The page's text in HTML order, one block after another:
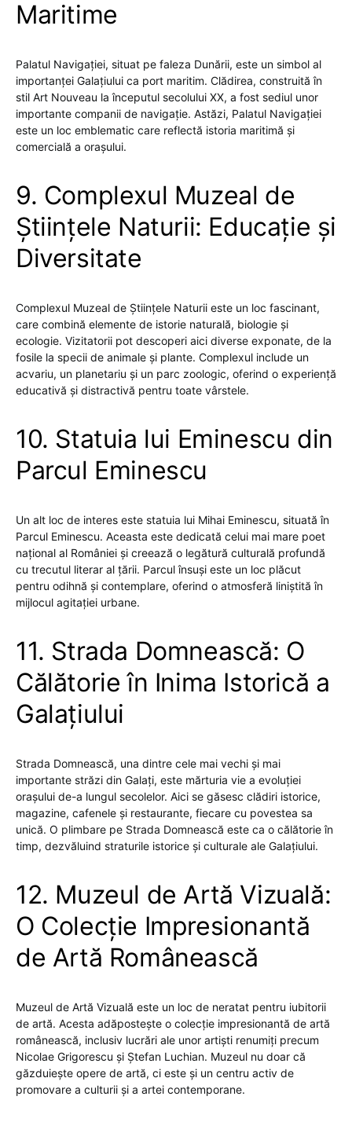
Maritime
Palatul Navigației, situat pe faleza Dunării, este un simbol al
importanței Galațiului ca port maritim. Clădirea, construită în
stil Art Nouveau la începutul secolului XX, a fost sediul unor
importante companii de navigație. Astăzi, Palatul Navigației
este un loc emblematic care reflectă istoria maritimă și
comercială a orașului.
9. Complexul Muzeal de
Științele Naturii: Educație și
Diversitate
Complexul Muzeal de Științele Naturii este un loc fascinant,
care combină elemente de istorie naturală, biologie și
ecologie. Vizitatorii pot descoperi aici diverse exponate, de la
fosile la specii de animale și plante. Complexul include un
acvariu, un planetariu și un parc zoologic, oferind o experiență
educativă și distractivă pentru toate vârstele.
10. Statuia lui Eminescu din
Parcul Eminescu
Un alt loc de interes este statuia lui Mihai Eminescu, situată în
Parcul Eminescu. Aceasta este dedicată celui mai mare poet
național al României și creează o legătură culturală profundă
cu trecutul literar al țării. Parcul însuși este un loc plăcut
pentru odihnă și contemplare, oferind o atmosferă liniștită în
mijlocul agitației urbane.
11. Strada Domnească: O
Călătorie în Inima Istorică a
Galațiului
Strada Domnească, una dintre cele mai vechi și mai
importante străzi din Galați, este mărturia vie a evoluției
orașului de-a lungul secolelor. Aici se găsesc clădiri istorice,
magazine, cafenele și restaurante, fiecare cu povestea sa
unică. O plimbare pe Strada Domnească este ca o călătorie în
timp, dezvăluind straturile istorice și culturale ale Galațiului.
12. Muzeul de Artă Vizuală:
O Colecție Impresionantă
de Artă Românească
Muzeul de Artă Vizuală este un loc de neratat pentru iubitorii
de artă. Acesta adăpostește o colecție impresionantă de artă
românească, inclusiv lucrări ale unor artiști renumiți precum
Nicolae Grigorescu și Ștefan Luchian. Muzeul nu doar că
găzduiește opere de artă, ci este și un centru activ de
promovare a culturii și a artei contemporane.